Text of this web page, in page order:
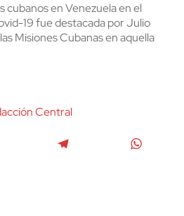
cubanos en Venezuela en el
19 fue destacada por Julio
Misiones Cubanas en aquella
Central